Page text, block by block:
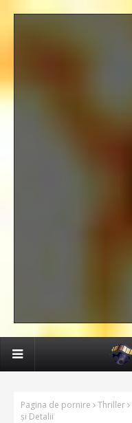
Pagina de pornire Thriller
și Detalii